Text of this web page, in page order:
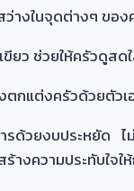
างในจุดต่างๆ ของ
ยว ช่วยให้ครัวดูสด
ตกแต่งครัวด้วยตัว
รด้วยงบประหยัด
างความประทับใจใ